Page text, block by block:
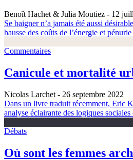
Benoît Hachet & Julia Moutiez - 12
Se baigner n’a jamais été aussi
hausse des coûts de l’énergie et pénurie
Commentaires
Canicule et mortalité
Nicolas Larchet - 26 septembre 2022
Dans un livre traduit récemment, Eric
analyse éclairante des logiques sociales
Débats
Où sont les femmes